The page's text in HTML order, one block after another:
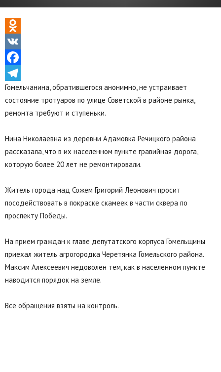
Odnoklassniki
VK
Facebook
Telegram
Гомельчанина, обратившегося анонимно, не устраивает
состояние тротуаров по улице Советской в районе рынка,
ремонта требуют и ступеньки.
Нина Николаевна из деревни Адамовка Речицкого района
рассказала, что в их населенном пункте гравийная дорога,
которую более 20 лет не ремонтировали.
Житель города над Сожем Григорий Леонович просит
посодействовать в покраске скамеек в части сквера по
проспекту Победы.
На прием граждан к главе депутатского корпуса Гомельщины
приехал житель агрогородка Черетянка Гомельского района.
Максим Алексеевич недоволен тем, как в населенном пункте
наводится порядок на земле.
Все обращения взяты на контроль.